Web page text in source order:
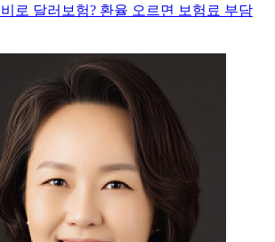
로 달러보험? 환율 오르면 보험료 부담